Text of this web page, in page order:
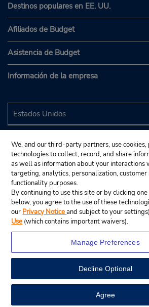
Destinos populares en EE. UU.
Afiliados de Budget
Asistencia de Budget
Información de la empresa
© 2024 Budget Rent A Car System,
We, and our third-party partners, use
technologies to collect, record, and share
as well as information about your interactions
targeting, analytics, personalization, customer
functionality purposes.
By continuing to use this site or by clicking
below, you agree to the use of these
our Privacy Noticeand subject to your
Use (which contains important waivers).
Manage Preferences
Decline Optional
Agree